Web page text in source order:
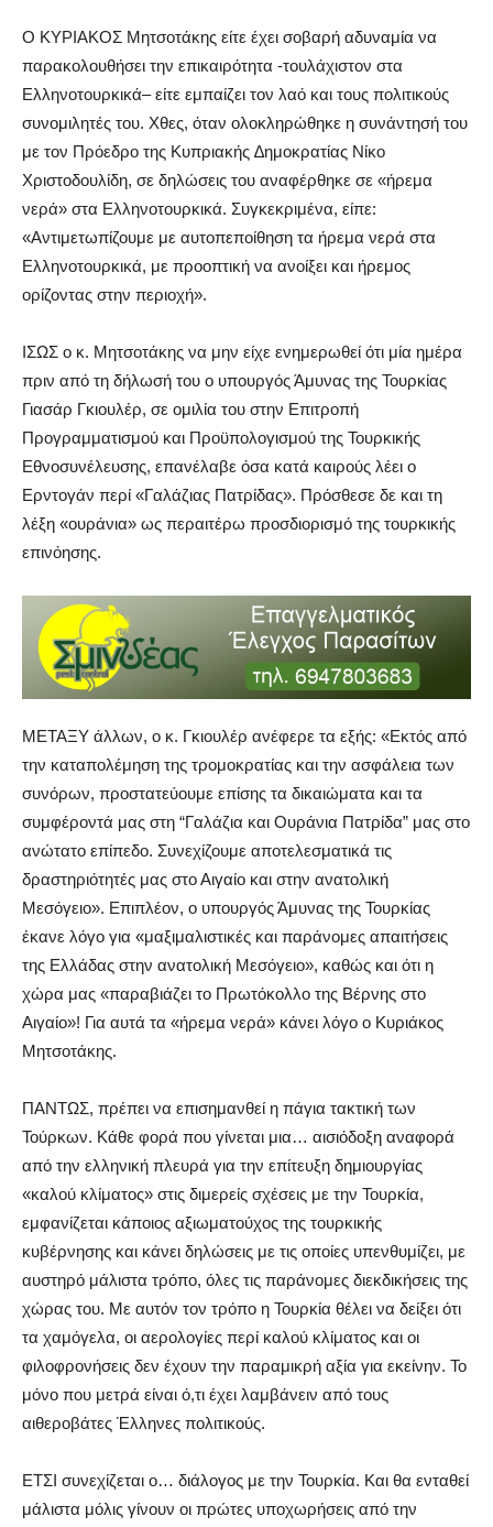
Ο ΚΥΡΙΑΚΟΣ Μητσοτάκης είτε έχει σοβαρή αδυναμία να
παρακολουθήσει την επικαιρότητα -τουλάχιστον στα
Ελληνοτουρκικά– είτε εμπαίζει τον λαό και τους πολιτικούς
συνομιλητές του. Χθες, όταν ολοκληρώθηκε η συνάντησή του
με τον Πρόεδρο της Κυπριακής ∆ημοκρατίας Νίκο
Χριστοδουλίδη, σε δηλώσεις του αναφέρθηκε σε «ήρεμα
νερά» στα Ελληνοτουρκικά. Συγκεκριμένα, είπε:
«Αντιμετωπίζουμε με αυτοπεποίθηση τα ήρεμα νερά στα
Ελληνοτουρκικά, με προοπτική να ανοίξει και ήρεμος
ορίζοντας στην περιοχή».
ΙΣΩΣ ο κ. Μητσοτάκης να μην είχε ενημερωθεί ότι μία ημέρα
πριν από τη δήλωσή του ο υπουργός Άμυνας της Τουρκίας
Γιασάρ Γκιουλέρ, σε ομιλία του στην Επιτροπή
Προγραμματισμού και Προϋπολογισμού της Τουρκικής
Εθνοσυνέλευσης, επανέλαβε όσα κατά καιρούς λέει ο
Ερντογάν περί «Γαλάζιας Πατρίδας». Πρόσθεσε δε και τη
λέξη «ουράνια» ως περαιτέρω προσδιορισμό της τουρκικής
επινόησης.
ΜΕΤΑΞΥ άλλων, ο κ. Γκιουλέρ ανέφερε τα εξής: «Εκτός από
την καταπολέμηση της τρομοκρατίας και την ασφάλεια των
συνόρων, προστατεύουμε επίσης τα δικαιώματα και τα
συμφέροντά μας στη “Γαλάζια και Ουράνια Πατρίδα” μας στο
ανώτατο επίπεδο. Συνεχίζουμε αποτελεσματικά τις
δραστηριότητές μας στο Αιγαίο και στην ανατολική
Μεσόγειο». Επιπλέον, ο υπουργός Άμυνας της Τουρκίας
έκανε λόγο για «μαξιμαλιστικές και παράνομες απαιτήσεις
της Ελλάδας στην ανατολική Μεσόγειο», καθώς και ότι η
χώρα μας «παραβιάζει το Πρωτόκολλο της Βέρνης στο
Αιγαίο»! Για αυτά τα «ήρεμα νερά» κάνει λόγο ο Κυριάκος
Μητσοτάκης.
ΠΑΝΤΩΣ, πρέπει να επισημανθεί η πάγια τακτική των
Τούρκων. Κάθε φορά που γίνεται μια… αισιόδοξη αναφορά
από την ελληνική πλευρά για την επίτευξη δημιουργίας
«καλού κλίματος» στις διμερείς σχέσεις με την Τουρκία,
εμφανίζεται κάποιος αξιωματούχος της τουρκικής
κυβέρνησης και κάνει δηλώσεις με τις οποίες υπενθυμίζει, με
αυστηρό μάλιστα τρόπο, όλες τις παράνομες διεκδικήσεις της
χώρας του. Με αυτόν τον τρόπο η Τουρκία θέλει να δείξει ότι
τα χαμόγελα, οι αερολογίες περί καλού κλίματος και οι
φιλοφρονήσεις δεν έχουν την παραμικρή αξία για εκείνην. Το
μόνο που μετρά είναι ό,τι έχει λαμβάνειν από τους
αιθεροβάτες Έλληνες πολιτικούς.
ΕΤΣΙ συνεχίζεται ο… διάλογος με την Τουρκία. Και θα ενταθεί
μάλιστα μόλις γίνουν οι πρώτες υποχωρήσεις από την